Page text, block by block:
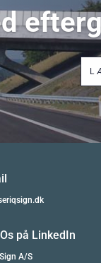
på LinkedIn
A/S